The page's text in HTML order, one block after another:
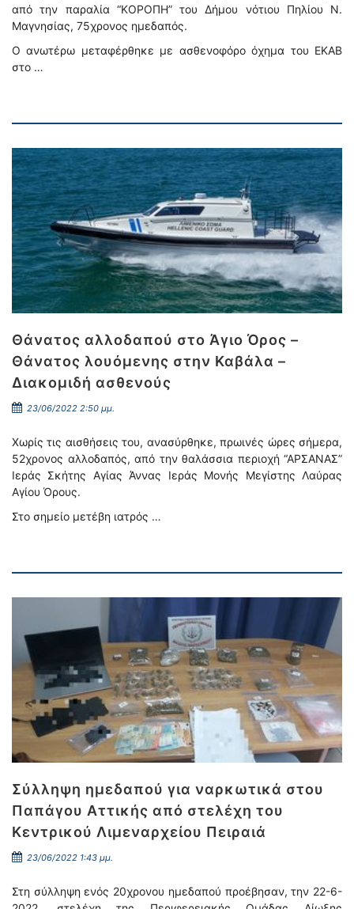
από την παραλία “ΚΟΡΟΠΗ” του Δήμου νότιου Πηλίου Ν.
Μαγνησίας, 75χρονος ημεδαπός.
Ο ανωτέρω μεταφέρθηκε με ασθενοφόρο όχημα του ΕΚΑΒ
στο …
Θάνατος αλλοδαπού στο Άγιο Όρος –
Θάνατος λουόμενης στην Καβάλα –
Διακομιδή ασθενούς
23/06/2022 2:50 μμ.
Χωρίς τις αισθήσεις του, ανασύρθηκε, πρωινές ώρες σήμερα,
52χρονος αλλοδαπός, από την θαλάσσια περιοχή “ΑΡΣΑΝΑΣ”
Ιεράς Σκήτης Αγίας Άννας Ιεράς Μονής Μεγίστης Λαύρας
Αγίου Όρους.
Στο σημείο μετέβη ιατρός …
Σύλληψη ημεδαπού για ναρκωτικά στου
Παπάγου Αττικής από στελέχη του
Κεντρικού Λιμεναρχείου Πειραιά
23/06/2022 1:43 μμ.
Στη σύλληψη ενός 20χρονου ημεδαπού προέβησαν, την 22-6-